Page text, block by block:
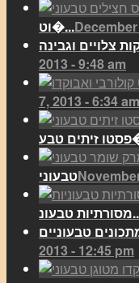
וט�...
2013 - 9:48 am
7, 2013 - 6:34 am
טבעוני
2013 - 12:45 pm